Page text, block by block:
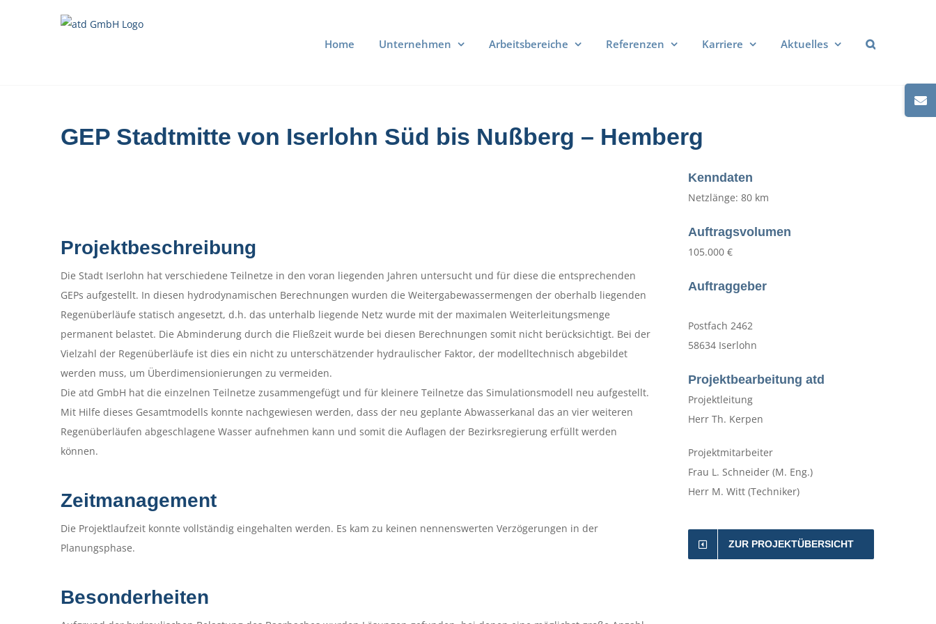
Home Unternehmen Arbeitsbereiche Referenzen Karriere Aktuelles
GEP Stadtmitte von Iserlohn Süd bis Nußberg – Hemberg
Projektbeschreibung
Die Stadt Iserlohn hat verschiedene Teilnetze in den voran liegenden Jahren untersucht und für diese die entsprechenden
GEPs aufgestellt. In diesen hydrodynamischen Berechnungen wurden die Weitergabewassermengen der oberhalb liegenden
Regenüberläufe statisch angesetzt, d.h. das unterhalb liegende Netz wurde mit der maximalen Weiterleitungsmenge
permanent belastet. Die Abminderung durch die Fließzeit wurde bei diesen Berechnungen somit nicht berücksichtigt. Bei der
Vielzahl der Regenüberläufe ist dies ein nicht zu unterschätzender hydraulischer Faktor, der modelltechnisch abgebildet
werden muss, um Überdimensionierungen zu vermeiden.
Die atd GmbH hat die einzelnen Teilnetze zusammengefügt und für kleinere Teilnetze das Simulationsmodell neu aufgestellt.
Mit Hilfe dieses Gesamtmodells konnte nachgewiesen werden, dass der neu geplante Abwasserkanal das an vier weiteren
Regenüberläufen abgeschlagene Wasser aufnehmen kann und somit die Auflagen der Bezirksregierung erfüllt werden
können.
Zeitmanagement
Die Projektlaufzeit konnte vollständig eingehalten werden. Es kam zu keinen nennenswerten Verzögerungen in der
Planungsphase.
Besonderheiten
Kenndaten
Netzlänge: 80 km
Auftragsvolumen
105.000 €
Auftraggeber
Postfach 2462
58634 Iserlohn
Projektbearbeitung atd
Projektleitung
Herr Th. Kerpen
Projektmitarbeiter
Frau L. Schneider (M. Eng.)
Herr M. Witt (Techniker)
ZUR PROJEKTÜBERSICHT
Sliding